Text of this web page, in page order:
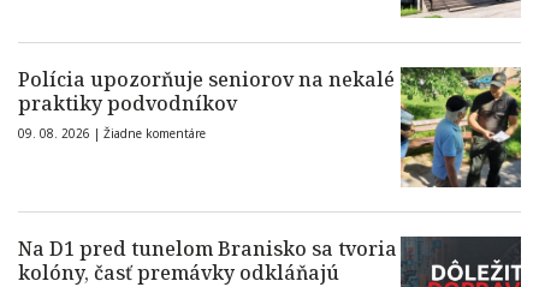
Polícia upozorňuje seniorov na nekalé
praktiky podvodníkov
09. 08. 2026 | Žiadne komentáre
Na D1 pred tunelom Branisko sa tvoria
kolóny, časť premávky odkláňajú